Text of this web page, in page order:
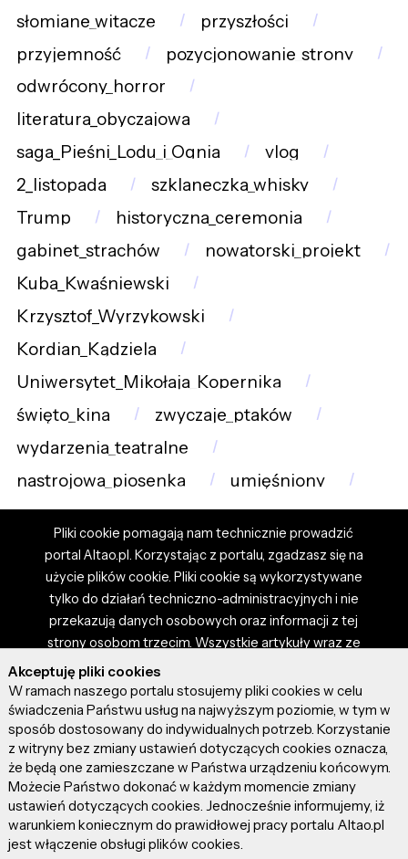
słomiane_witacze
przyszłości
przyjemność
pozycjonowanie_strony
odwrócony_horror
literatura_obyczajowa
saga_Pieśni_Lodu_i_Ognia
vlog
2_listopada
szklaneczka_whisky
Trump
historyczna_ceremonia
gabinet_strachów
nowatorski_projekt
Kuba_Kwaśniewski
Krzysztof_Wyrzykowski
Kordian_Kądziela
Uniwersytet_Mikołaja_Kopernika
święto_kina
zwyczaje_ptaków
wydarzenia_teatralne
nastrojowa_piosenka
umięśniony
Pliki cookie pomagają nam technicznie prowadzić
portal Altao.pl. Korzystając z portalu, zgadzasz się na
użycie plików cookie. Pliki cookie są wykorzystywane
tylko do działań techniczno-administracyjnych i nie
przekazują danych osobowych oraz informacji z tej
strony osobom trzecim. Wszystkie artykuły wraz ze
zdjęciami i materiałami dostępnymi na portalu są
własnością użytkowników. Administrator i właściciel
portalu nie ponosi odpowiedzialności za tresci
prezentowane przez autorów artykułów. Dodając
artykuł, zgadzasz się z regulaminem portalu oraz
ponosisz odpowiedzialność za wszystkie materiały
umieszczone przez Ciebie na stronie altao.pl.
Szczegóły dostępne w regulaminie portalu.
Akceptuję pliki cookies
W ramach naszego portalu stosujemy pliki cookies w celu
świadczenia Państwu usług na najwyższym poziomie, w tym w
sposób dostosowany do indywidualnych potrzeb. Korzystanie
z witryny bez zmiany ustawień dotyczących cookies oznacza,
że będą one zamieszczane w Państwa urządzeniu końcowym.
Możecie Państwo dokonać w każdym momencie zmiany
ustawień dotyczących cookies. Jednocześnie informujemy, iż
warunkiem koniecznym do prawidłowej pracy portalu Altao.pl
jest włączenie obsługi plików cookies.